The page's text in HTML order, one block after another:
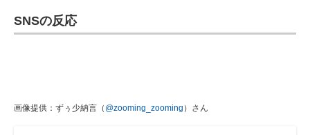
SNSの反応
画像提供：ずぅ少納言（ @zooming_zooming ）さん